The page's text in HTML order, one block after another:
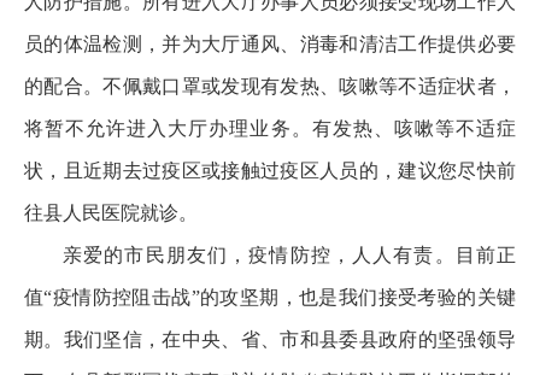
员的体温检测，并为大厅通风、消毒和清洁工作提供必要
的配合。不佩戴口罩或发现有发热、咳嗽等不适症状者，
将暂不允许进入大厅办理业务。有发热、咳嗽等不适症
状，且近期去过疫区或接触过疫区人员的，建议您尽快前
往县人民医院就诊。
亲爱的市民朋友们，疫情防控，人人有责。目前正
值“疫情防控阻击战”的攻坚期，也是我们接受考验的关键
期。我们坚信，在中央、省、市和县委县政府的坚强领导